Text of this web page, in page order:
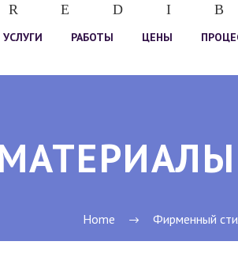
R E D I B
УСЛУГИ РАБОТЫ ЦЕНЫ
Home Фирменный